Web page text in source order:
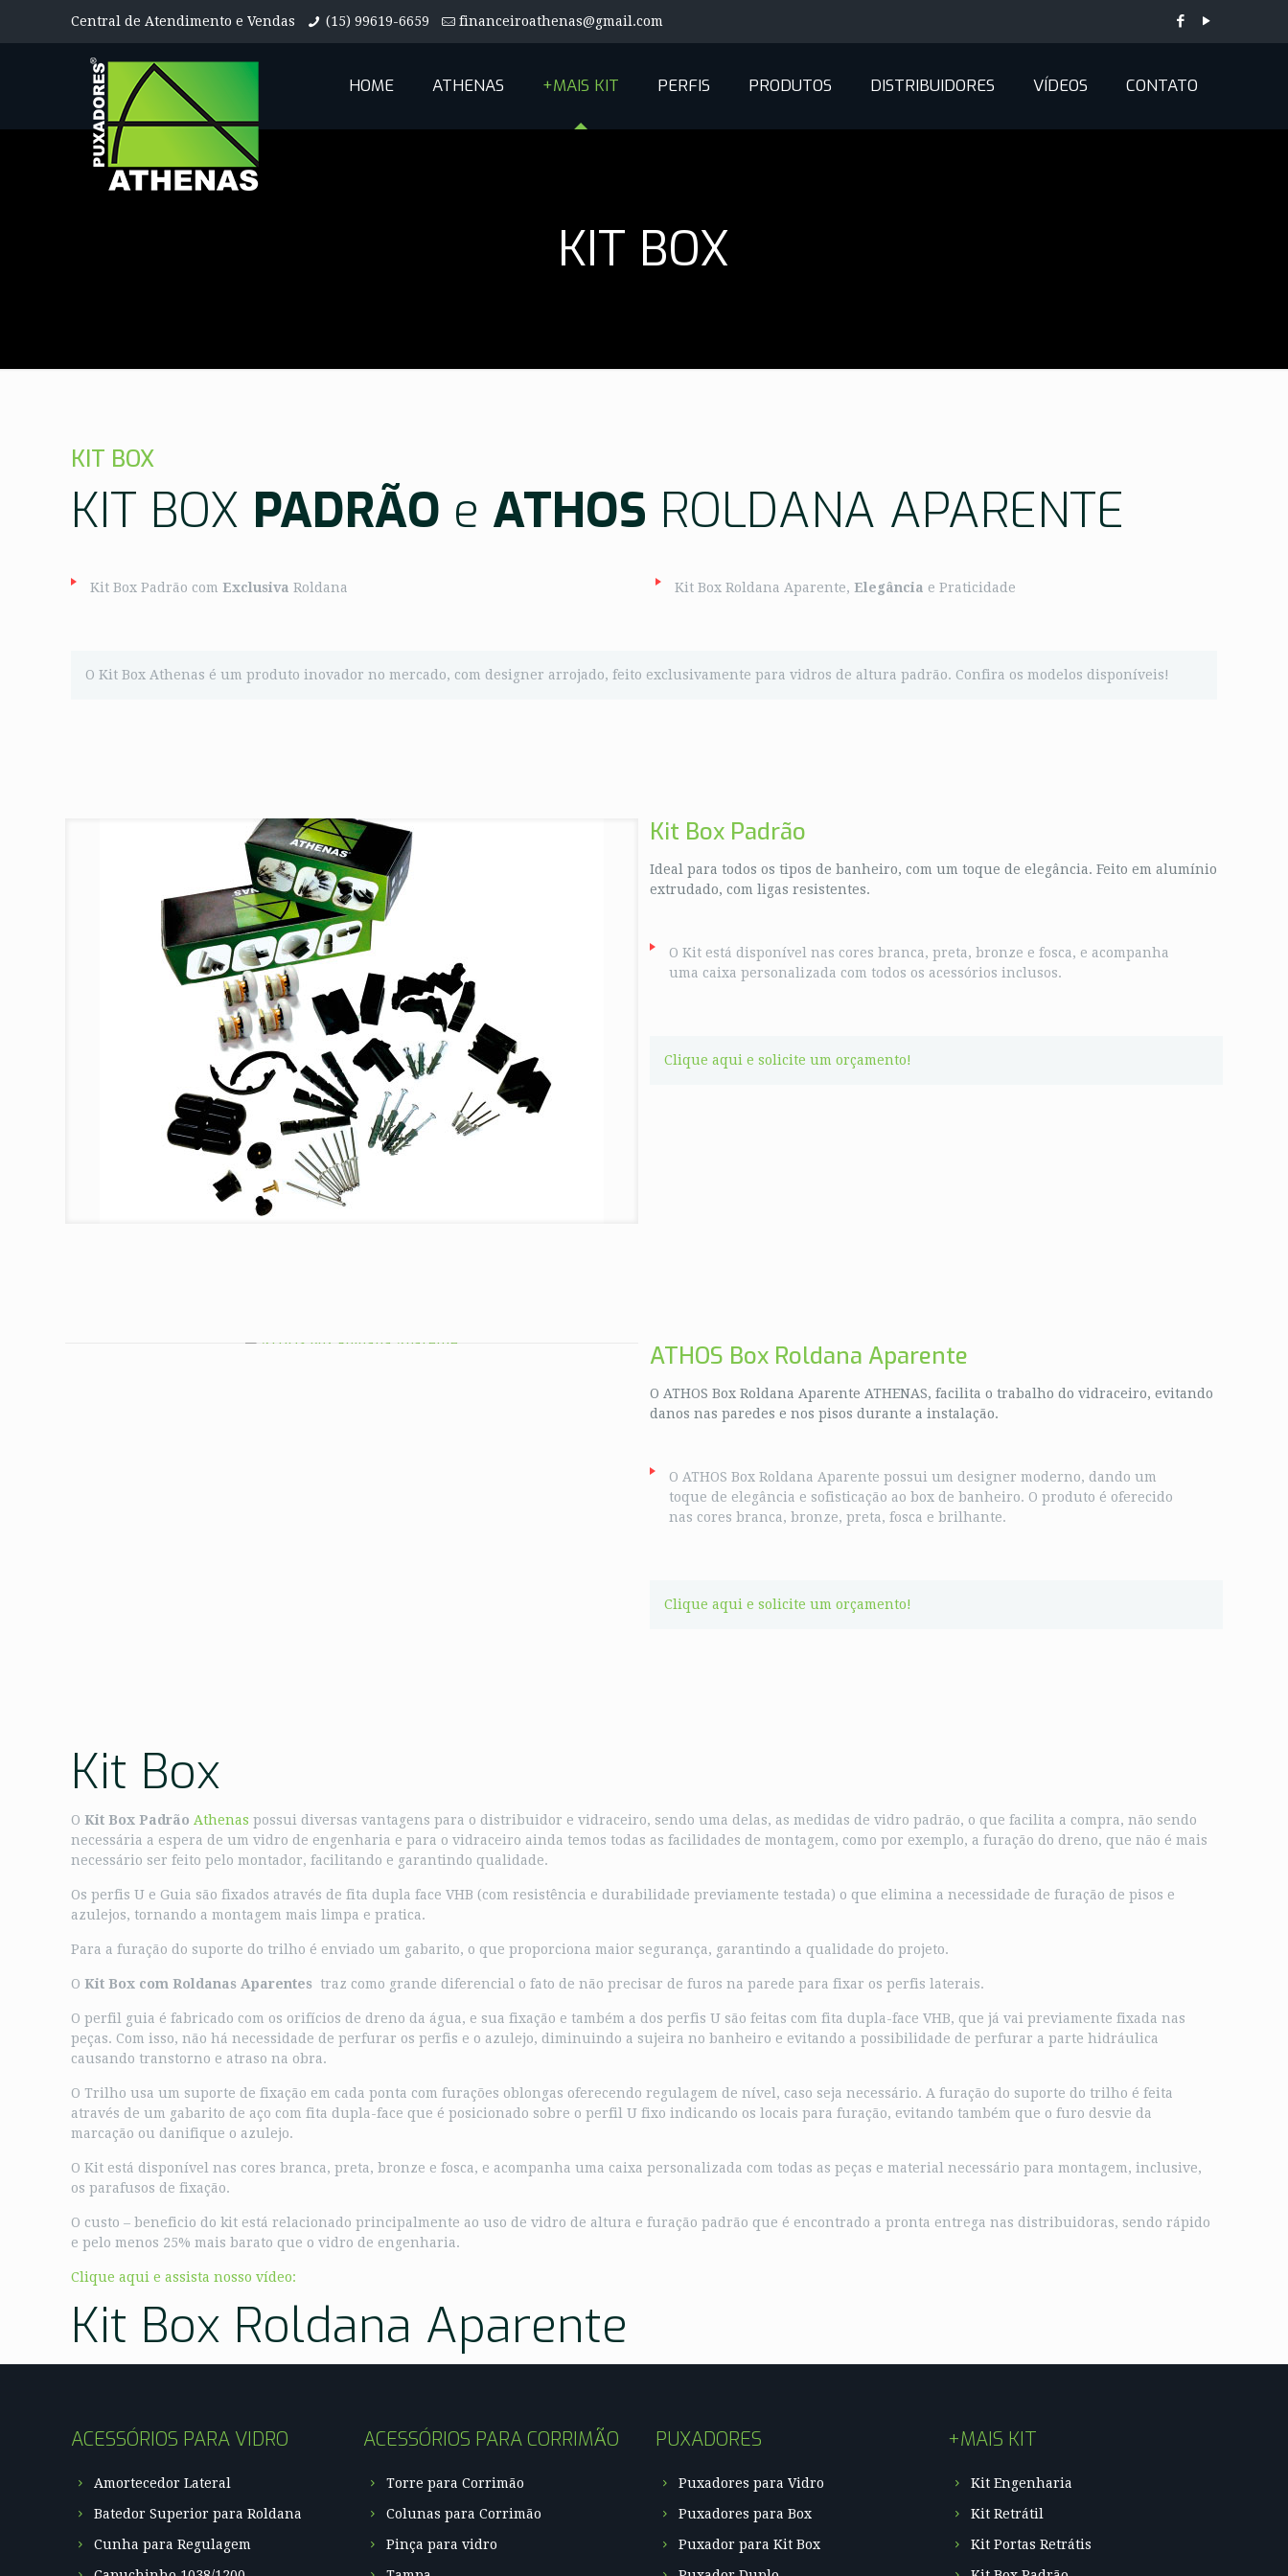
Central de Atendimento e Vendas (15) 99619-6659 financeiroathenas@gmail.com
HOME ATHENAS +MAIS KIT PERFIS PRODUTOS DISTRIBUIDORES VÍDEOS CONTATO
KIT BOX
KIT BOX
KIT BOX PADRÃO e ATHOS ROLDANA APARENTE
Kit Box Padrão comExclusivaRoldana Kit Box Roldana Aparente,Elegância e Praticidade
O Kit Box Athenas é um produto inovador no mercado, com designer arrojado, feito exclusivamente para vidros de altura padrão. Confira os modelos disponíveis!
Kit Box Padrão
Ideal para todos os tipos de banheiro, com um toque de elegância. Feito em alumínio
extrudado, com ligas resistentes.
O Kit está disponível nas cores branca, preta, bronze e fosca, e acompanha
uma caixa personalizada com todos os acessórios inclusos.
Clique aqui e solicite um orçamento!
ATHOS Box Roldana Aparente
O ATHOS Box Roldana Aparente ATHENAS, facilita o trabalho do vidraceiro, evitando
danos nas paredes e nos pisos durante a instalação.
O ATHOS Box Roldana Aparente possui um designer moderno, dando um
toque de elegância e sofisticação ao box de banheiro. O produto é oferecido
nas cores branca, bronze, preta, fosca e brilhante.
Clique aqui e solicite um orçamento!
Kit Box
OKit Box Padrão Athenaspossui diversas vantagens para o distribuidor e vidraceiro, sendo uma delas, as medidas de vidro padrão, o que facilita a compra, não sendo
necessária a espera de um vidro de engenharia e para o vidraceiro ainda temos todas as facilidades de montagem, como por exemplo, a furação do dreno, que não é mais
necessário ser feito pelo montador, facilitando e garantindo qualidade.
Os perfis U e Guia são fixados através de fita dupla face VHB (com resistência e durabilidade previamente testada) o que elimina a necessidade de furação de pisos e
azulejos, tornando a montagem mais limpa e pratica.
Para a furação do suporte do trilho é enviado um gabarito, o que proporciona maior segurança, garantindo a qualidade do projeto.
OKit Box com Roldanas Aparentes traz como grande diferencial o fato de não precisar de furos na parede para fixar os perfis laterais.
O perfil guia é fabricado com os orifícios de dreno da água, e sua fixação e também a dos perfis U são feitas com fita dupla-face VHB, que já vai previamente fixada nas
peças. Com isso, não há necessidade de perfurar os perfis e o azulejo, diminuindo a sujeira no banheiro e evitando a possibilidade de perfurar a parte hidráulica
causando transtorno e atraso na obra.
O Trilho usa um suporte de fixação em cada ponta com furações oblongas oferecendo regulagem de nível, caso seja necessário. A furação do suporte do trilho é feita
através de um gabarito de aço com fita dupla-face que é posicionado sobre o perfil U fixo indicando os locais para furação, evitando também que o furo desvie da
marcação ou danifique o azulejo.
O Kit está disponível nas cores branca, preta, bronze e fosca, e acompanha uma caixa personalizada com todas as peças e material necessário para montagem, inclusive,
os parafusos de fixação.
O custo – beneficio do kit está relacionado principalmente ao uso de vidro de altura e furação padrão que é encontrado a pronta entrega nas distribuidoras, sendo rápido
e pelo menos 25% mais barato que o vidro de engenharia.
Clique aqui e assista nosso vídeo:
Kit Box Roldana Aparente
ACESSÓRIOS PARA VIDRO
Amortecedor Lateral
Batedor Superior para Roldana
Cunha para Regulagem
ACESSÓRIOS PARA CORRIMÃO
Torre para Corrimão
Colunas para Corrimão
Pinça para vidro
PUXADORES
Puxadores para Vidro
Puxadores para Box
Puxador para Kit Box
+MAIS KIT
Kit Engenharia
Kit Retrátil
Kit Portas Retrátis